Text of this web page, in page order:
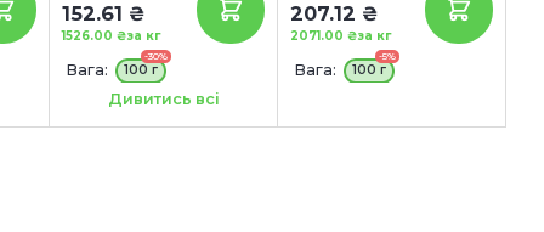
152.61 ₴
за кг
1526.00 ₴
Вага:
-30%
100 г
Терміни придатності:
07/10/2026
Дивитись всі
207.12 ₴
за кг
2071.00 ₴
Вага:
-5%
100 г